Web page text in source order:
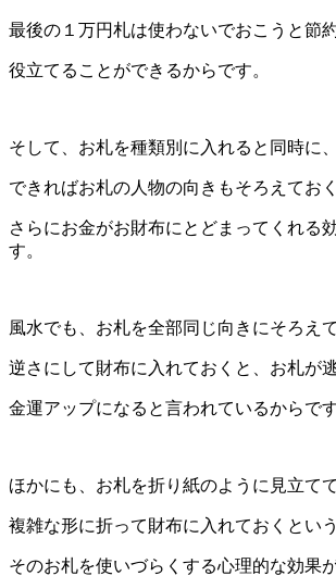
最後の１万円札は使わないでおこうと節
役立てることができるからです。
そして、お札を種類別に入れると同時に、
できればお札の人物の向きもそろえてお
さらにお金がお財布にとどまってくれる
す。
風水でも、お札を全部同じ向きにそろえ
逆さにして財布に入れておくと、お札が
金運アップになると言われているからです
ほかにも、お札を折り紙のように見立てて
複雑な形に折って財布に入れておくという
そのお札を使いづらくする心理的な効果